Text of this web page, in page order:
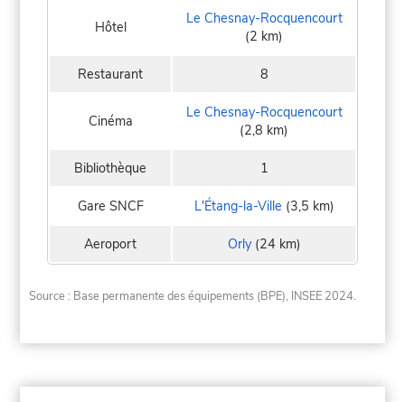
Hôtel
Le Chesnay-Rocquencourt
(2 km)
Restaurant 8
Cinéma
Le Chesnay-Rocquencourt
(2,8 km)
Bibliothèque 1
Gare SNCF L'Étang-la-Ville (3,5 km)
Aeroport Orly(24 km)
Source : Base permanente des équipements (BPE), INSEE 2024.